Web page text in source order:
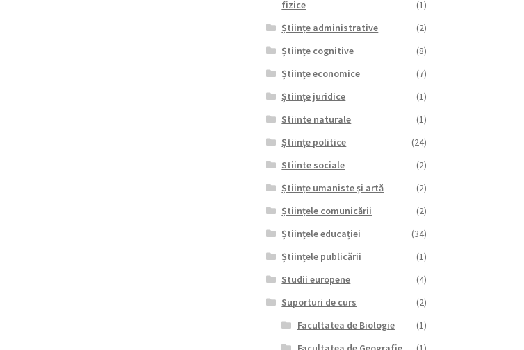
fizice
(1)
Științe administrative
(2)
Științe cognitive
(8)
Științe economice
(7)
Științe juridice
(1)
Stiinte naturale
(1)
Științe politice
(24)
Stiinte sociale
(2)
Științe umaniste și artă
(2)
Științele comunicării
(2)
Științele educației
(34)
Științele publicării
(1)
Studii europene
(4)
Suporturi de curs
(2)
Facultatea de Biologie
(1)